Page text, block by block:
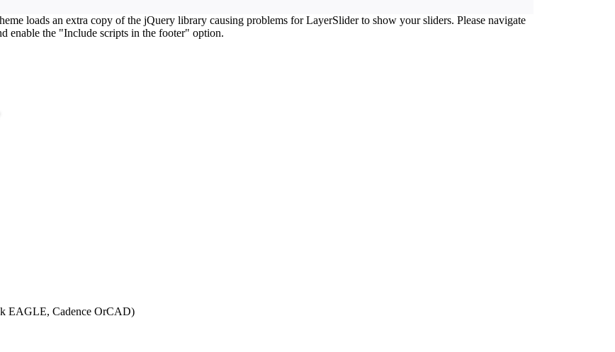
loads an extra copy of the jQuery library causing problems for LayerSlider to show your sliders. Please navigate
enable the "Include scripts in the footer" option.
EAGLE, Cadence OrCAD)